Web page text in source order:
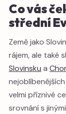
Co vás
střední
Země jako
rájem, ale také
Slovinsku a
velmi příznivé
srovnání s